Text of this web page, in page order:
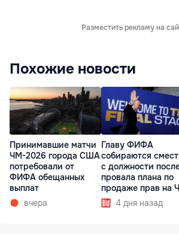
Разместить рекламу на
Похожие новости
Принимавшие матчи
ЧМ-2026 города США
потребовали от
ФИФА обещанных
выплат
вчера
Главу ФИФА
собираются
с должности
провала плана по
продаже прав на
4 дня назад